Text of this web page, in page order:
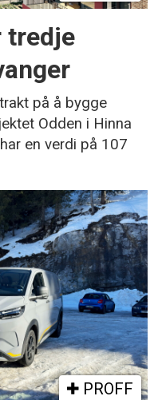
tredje
på å bygge
Odden i Hinna
en verdi på 107
PROFF